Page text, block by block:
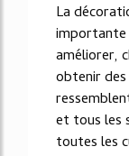
La
importante
améliorer,
obtenir
et tous les
toutes les